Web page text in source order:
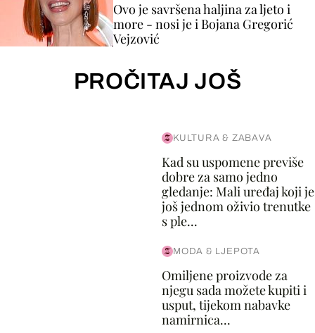
Ovo je savršena haljina za ljeto i
more - nosi je i Bojana Gregorić
Vejzović
PROČITAJ JOŠ
KULTURA & ZABAVA
Kad su uspomene previše
dobre za samo jedno
gledanje: Mali uređaj koji je
još jednom oživio trenutke
s ple...
MODA & LJEPOTA
Omiljene proizvode za
njegu sada možete kupiti i
usput, tijekom nabavke
namirnica...